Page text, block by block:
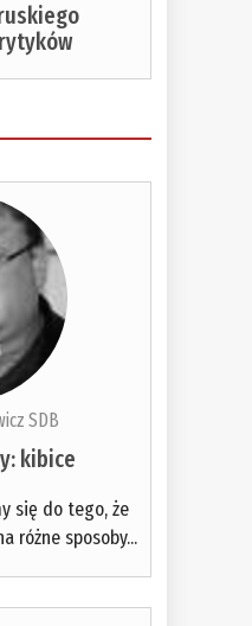
SDB
kibice
się do tego, że
różne sposoby...